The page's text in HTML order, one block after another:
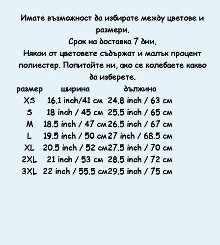
Имате възможност да избирате между цветове и
размери.
Срок на доставка 7 дни.
Някои от цветовете съдържат и малък процент
полиестер. Попитайте ни, ако се колебаете какво
да изберете.
размер
ширина
дължина
XS
16.1 inch/41 см 24.8 inch / 63 см
S
18 inch / 45 см 25.5 inch / 65 см
M
18.5 inch / 47 см26.5 inch / 67 см
L
19.5 inch / 50 см27 inch / 68.5 см
XL
20.5 inch / 52 см27.5 inch / 70 см
2XL
21 inch / 53 см 28.5 inch / 72 см
3XL 22 inch / 55.5 см29.5 inch / 75 см